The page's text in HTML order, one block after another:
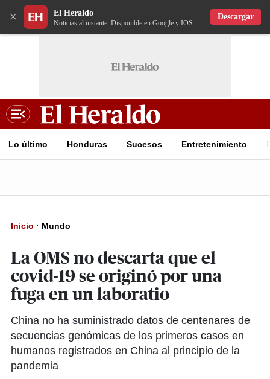
× El Heraldo
Noticias al instante. Disponible en Google y IOS
Descargar
Lo último Honduras Sucesos Entretenimiento
Inicio · Mundo
La OMS no descarta que el
covid-19 se originó por una
fuga en un laboratio
China no ha suministrado datos de centenares de
secuencias genómicas de los primeros casos en
humanos registrados en China al principio de la
pandemia